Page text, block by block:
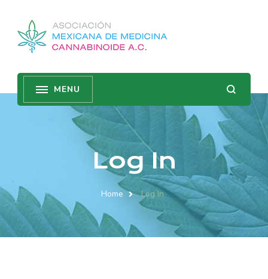
Log In
Home Log In